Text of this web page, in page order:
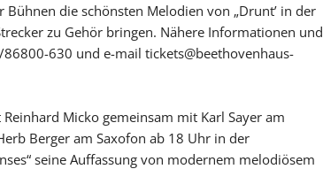
die schönsten Melodien von „Drunt’ in der
zu Gehör bringen. Nähere Informationen und
630 und e-mail tickets@beethovenhaus-
Micko gemeinsam mit Karl Sayer am
Berger am Saxofon ab 18 Uhr in der
seine Auffassung von modernem melodiösem